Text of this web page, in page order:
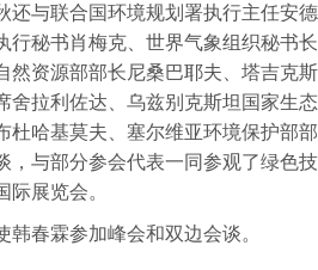
还与联合国环境规划署执行主任安德
行秘书肖梅克、世界气象组织秘书长
然资源部部长尼桑巴耶夫、塔吉克斯
舍拉利佐达、乌兹别克斯坦国家生态
杜哈基莫夫、塞尔维亚环境保护部部
，与部分参会代表一同参观了绿色技
展览会。
韩春霖参加峰会和双边会谈。